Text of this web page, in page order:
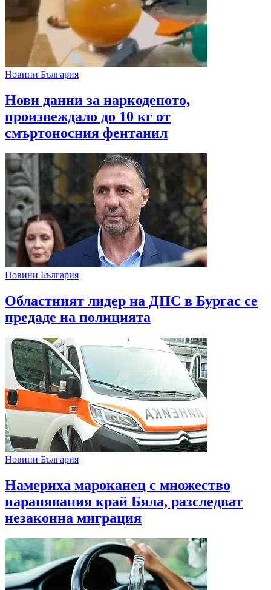
Новини България
Нови данни за наркодепото,
произвеждало до 10 кг от
смъртоносния фентанил
Новини България
Областният лидер на ДПС в Бургас се
предаде на полицията
Новини България
Намериха мароканец с множество
наранявания край Бяла, разследват
незаконна миграция